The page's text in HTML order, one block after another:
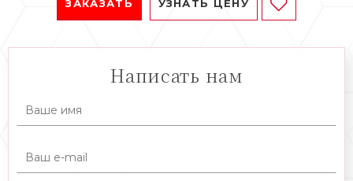
ЗАКАЗАТЬ УЗНАТЬ ЦЕНУ
Написать нам